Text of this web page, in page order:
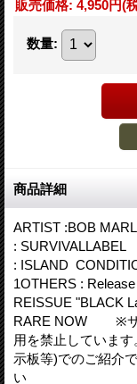
販売価格: 4,950円(
数量:
商品詳細
ARTIST :BOB
: SURVIVALLABEL
: ISLAND
1OTHERS :
REISSUE
RARE NOW ※サ
用を禁止していま
示板等)でのご紹介
い